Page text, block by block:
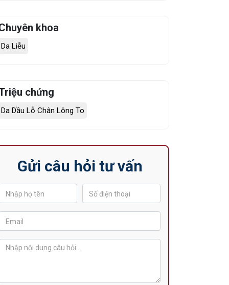
khoa
Da Liễu
chứng
Da Dầu Lỗ Chân Lông To
Gửi câu hỏi tư vấn